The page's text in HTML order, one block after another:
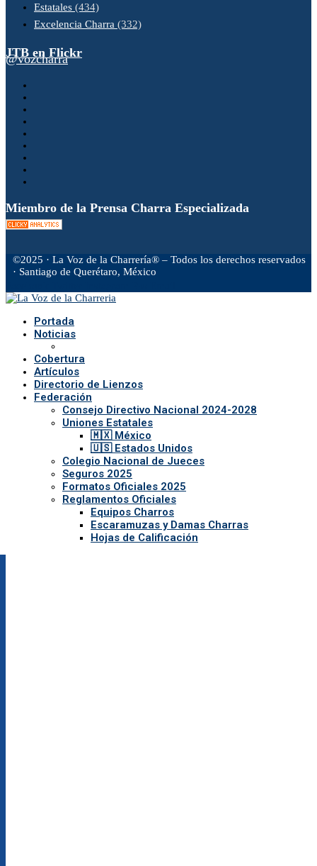
Estatales (434)
Excelencia Charra (332)
JTB en Flickr
@vozcharra
Miembro de la Prensa Charra Especializada
©2025 · La Voz de la Charrería® – Todos los derechos reservados
· Santiago de Querétaro, México
Portada
Noticias
Cobertura
Artículos
Directorio de Lienzos
Federación
Consejo Directivo Nacional 2024-2028
Uniones Estatales
🇲🇽 México
🇺🇸 Estados Unidos
Colegio Nacional de Jueces
Seguros 2025
Formatos Oficiales 2025
Reglamentos Oficiales
Equipos Charros
Escaramuzas y Damas Charras
Hojas de Calificación